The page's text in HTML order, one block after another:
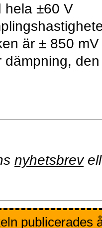
hela ±60 V
är ± 850 mV
dämpning,
nyhetsbrev
publicerades